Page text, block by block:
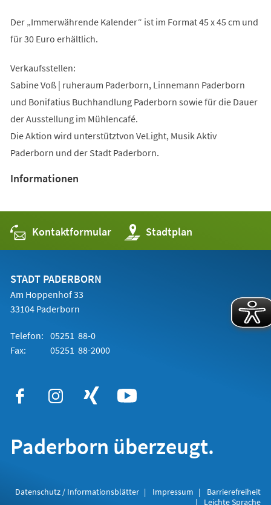
Der „Immerwährende Kalender“ ist im Format 45 x 45 cm und
für 30 Euro erhältlich.
Verkaufsstellen:
Sabine Voß | ruheraum Paderborn, Linnemann Paderborn
und Bonifatius Buchhandlung Paderborn sowie für die Dauer
der Ausstellung im Mühlencafé.
Die Aktion wird unterstütztvon VeLight, Musik Aktiv
Paderborn und der Stadt Paderborn.
Informationen
Kontaktformular Stadtplan
(Öffnet
in
einem
STADT PADERBORN
Am Hoppenhof 33
33104 Paderborn
Telefon: 05251 88-0
Fax:
05251 88-2000
Paderborn überzeugt.
Datenschutz / Informationsblätter Impressum
Barrierefreiheit
Leichte Sprache